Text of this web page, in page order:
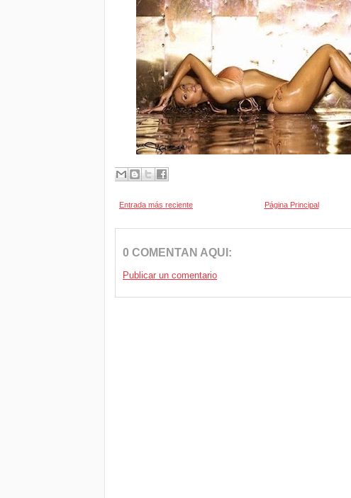
Entrada más reciente Página Principal
0 COMENTAN AQUI:
Publicar un comentario